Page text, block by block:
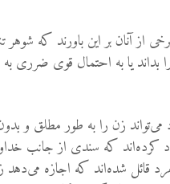
از آنان بر این باورند که شوهر
یا به ‌احتمال قوی ضرری به
می‌تواند زن را به ‌طور مطلق
کرده‌اند که سندی از جانب
قائل شده‌اند که اجازه